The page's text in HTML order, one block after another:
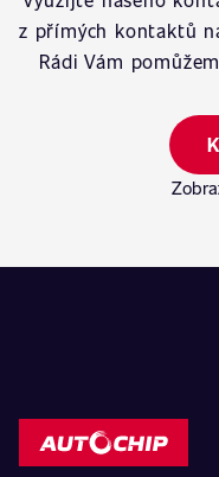
z přímých kontaktů
Rádi Vám